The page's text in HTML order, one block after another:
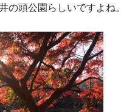
の頭公園らしいですよね。